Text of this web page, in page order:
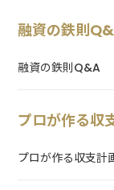
融資の鉄則
融資の鉄則Q&A
プロが作る収
プロが作る収支計